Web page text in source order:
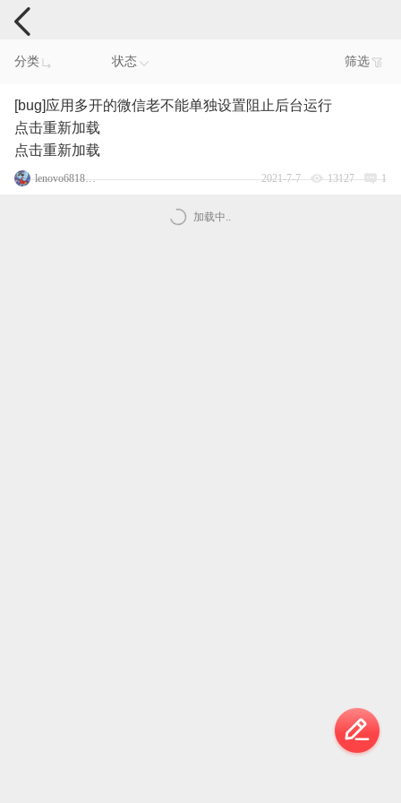
手机反馈
分类 状态 筛选
[bug]应用多开的微信老不能单独设置阻止后台运行
点击重新加载
点击重新加载
lenovo68186373 2021-7-7 13127 1
加载中..